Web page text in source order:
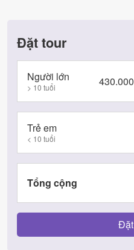
Đặt tour
Người lớn
> 10 tuổi 430.000
Trẻ em
< 10 tuổi
Tổng cộng